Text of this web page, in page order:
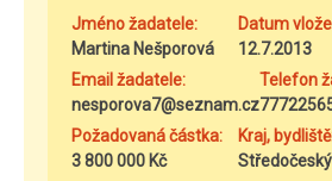
Jméno žadatele:
Martina Nešporová
Datum
12.7.2013
Email žadatele:
nesporova7@seznam.cz
Telefon
Požadovaná částka:
3 800 000 Kč
Kraj,